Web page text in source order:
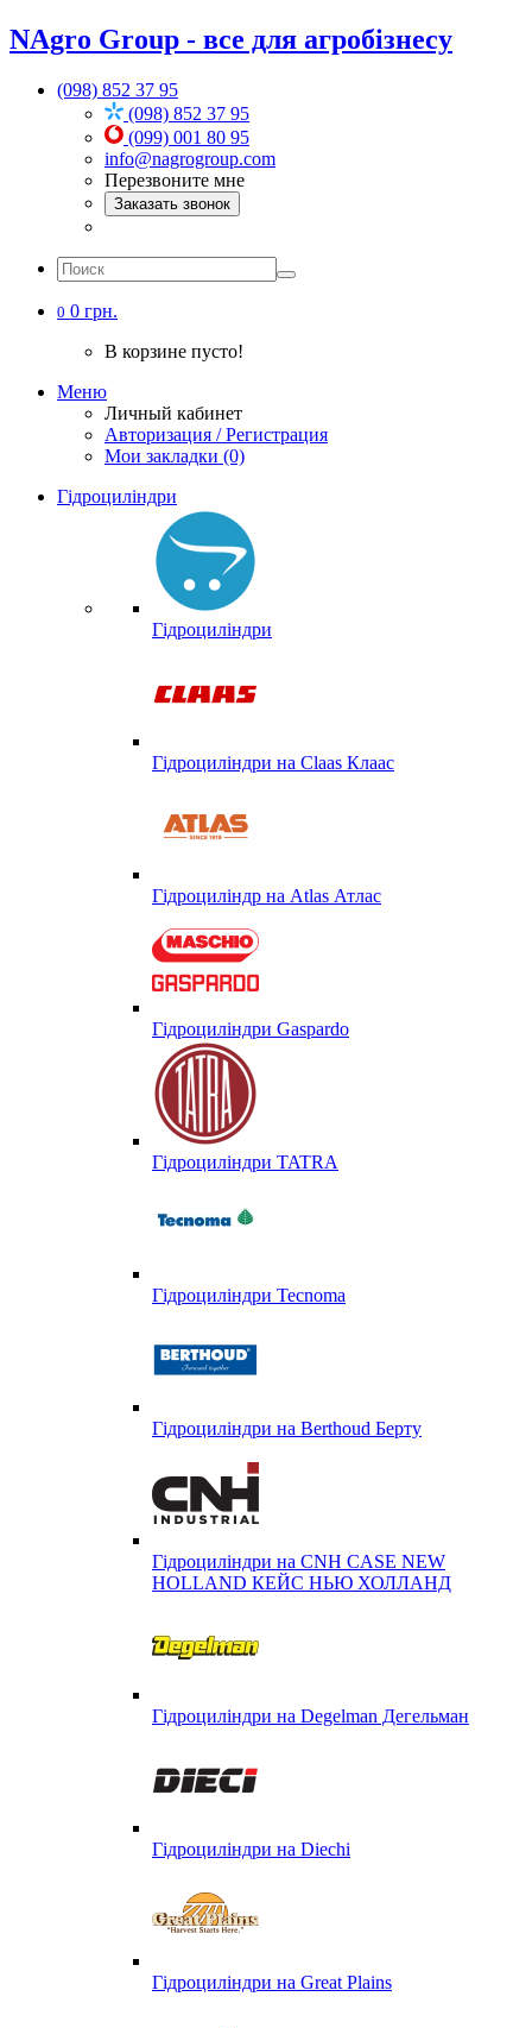
NAgro Group - все для агробізнесу
(098) 852 37 95
(098) 852 37 95
(099) 001 80 95
info@nagrogroup.com
Перезвоните мне
Заказать звонок
0 0 грн.
В корзине пусто!
Меню
Личный кабинет
Авторизация / Регистрация
Мои закладки (0)
Гідроциліндри
Гідроциліндри
Гідроциліндри на Claas Клаас
Гідроциліндр на Atlas Атлас
Гідроциліндри Gaspardo
Гідроциліндри TATRA
Гідроциліндри Tecnoma
Гідроциліндри на Berthoud Берту
Гідроциліндри на CNH CASE NEW
HOLLAND КЕЙС НЬЮ ХОЛЛАНД
Гідроциліндри на Degelman Дегельман
Гідроциліндри на Diechi
Гідроциліндри на Great Plains